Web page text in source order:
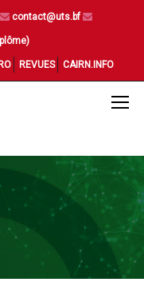
contact@uts.bf
REVUES CAIRN.INFO